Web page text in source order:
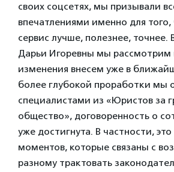
своих соцсетях, мы призывали
впечатлениями именно для
сервис лучше, полезнее, точнее.
Дарьи Игоревны мы рассмотрим
изменения внесем уже в
более глубокой проработки мы
специалистами из «Юристов за
общество», договоренность о
уже достигнута. В частности, это
моментов, которые связаны с
разному трактовать